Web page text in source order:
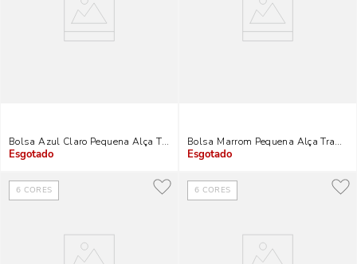
Bolsa Azul Claro Pequena Alça Transversal Corrente
Indisponível
Bolsa Marrom Pequena Alça
Indisponível
6 CORES 6 CORES